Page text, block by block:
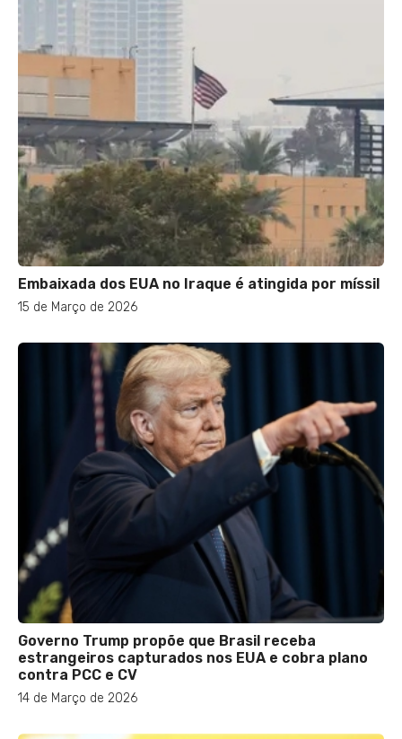
Embaixada dos EUA no Iraque é atingida por míssil
15 de Março de 2026
Governo Trump propõe que Brasil receba
estrangeiros capturados nos EUA e cobra plano
contra PCC e CV
14 de Março de 2026